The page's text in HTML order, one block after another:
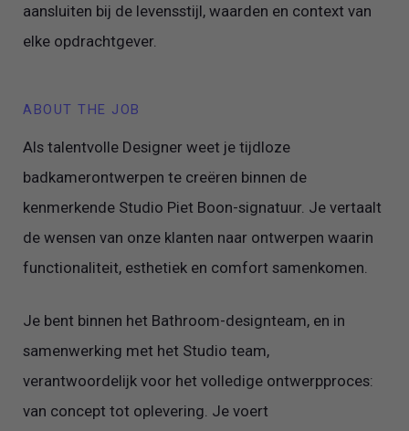
aansluiten bij de levensstijl, waarden en context van
elke opdrachtgever.
ABOUT THE JOB
Als talentvolle Designer weet je tijdloze
badkamerontwerpen te creëren binnen de
kenmerkende Studio Piet Boon-signatuur. Je vertaalt
de wensen van onze klanten naar ontwerpen waarin
functionaliteit, esthetiek en comfort samenkomen.
Je bent binnen het Bathroom-designteam, en in
samenwerking met het Studio team,
verantwoordelijk voor het volledige ontwerpproces:
van concept tot oplevering. Je voert